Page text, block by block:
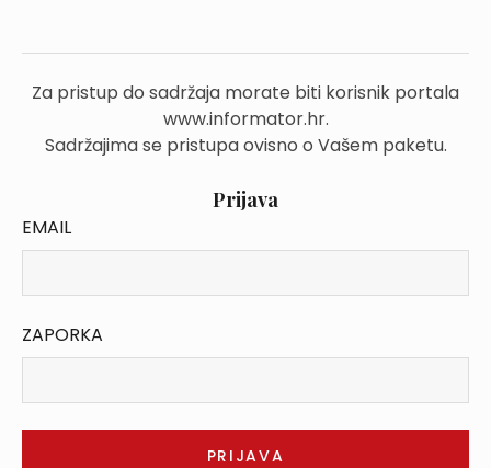
Za pristup do sadržaja morate biti korisnik portala
www.informator.hr.
Sadržajima se pristupa ovisno o Vašem paketu.
Prijava
EMAIL
ZAPORKA